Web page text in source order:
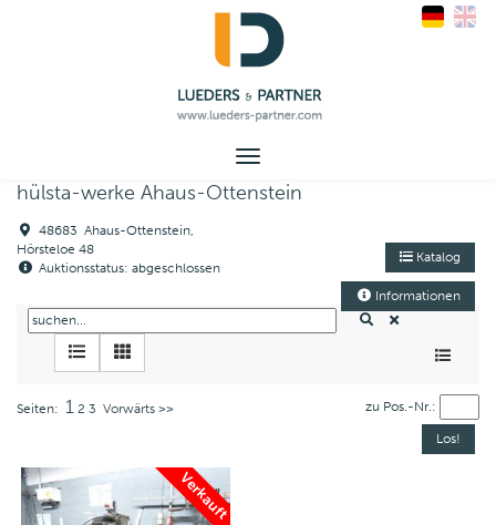
Toggle
hülsta-werke Ahaus-Ottenstein
48683 Ahaus-Ottenstein,
Hörsteloe 48
Auktionsstatus: abgeschlossen
Katalog
Informationen
Seiten: 1 2 3 Vorwärts >> zu Pos.-Nr.:
Verkauft